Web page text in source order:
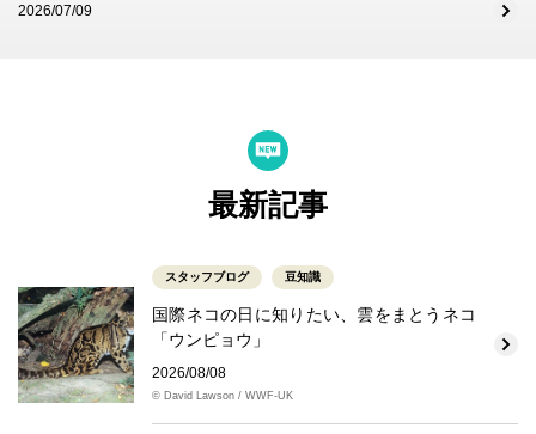
2026/07/09
最新記事
スタッフブログ 豆知識
国際ネコの日に知りたい、雲をまとうネコ
「ウンピョウ」
2026/08/08
© David Lawson / WWF-UK